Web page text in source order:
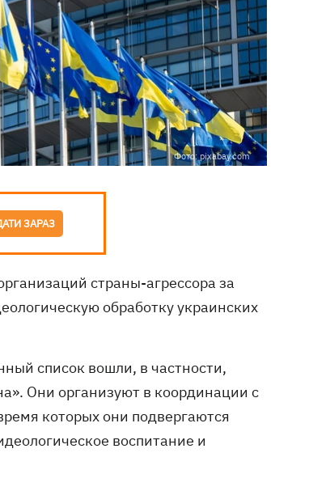
Фото: pixabay.com
ЗАРАЗ
страны-агрессора за
обработку украинских
список вошли, в частности,
Они организуют в координации с
которых они подвергаются
воспитание и